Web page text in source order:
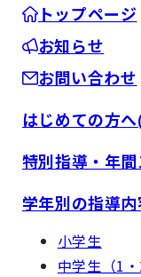
トップページ
お知らせ
お問い合わせ
はじめての方へ
特別指導・年
学年別の指導内
小学生
中学生（1・